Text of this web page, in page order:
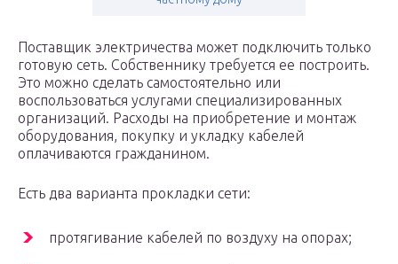
Поставщик электричества может подключить только
готовую сеть. Собственнику требуется ее построить.
Это можно сделать самостоятельно или
воспользоваться услугами специализированных
организаций. Расходы на приобретение и монтаж
оборудования, покупку и укладку кабелей
оплачиваются гражданином.
Есть два варианта прокладки сети:
протягивание кабелей по воздуху на опорах;